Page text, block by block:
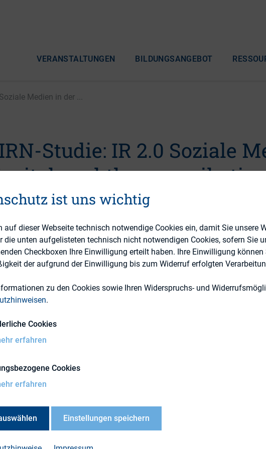
VERANSTALTUNGEN BILDUNGSANGEBOT
Medien in der ...
Studie: IR 2.0 Soziale
Digitalisierung
DIRK-
Studie „IR 2.0″ ist das Ergebnis des ersten
deutschsprachige Lehrstühle zusammengeschlossen, die
mit dem Thema IR beschäftigen.
ist uns wichtig
auf dieser Webseite technisch notwendige Cookies ein, damit Sie unsere
die unten aufgelisteten technisch nicht notwendigen Cookies, sofern Sie
Checkboxen Ihre Einwilligung erteilt haben. Ihre Einwilligung
der aufgrund der Einwilligung bis zum Widerruf erfolgten
zu den Cookies sowie Ihren Widerspruchs- und
.
Cookies
erfahren
Cookies
erfahren
Einstellungen speichern